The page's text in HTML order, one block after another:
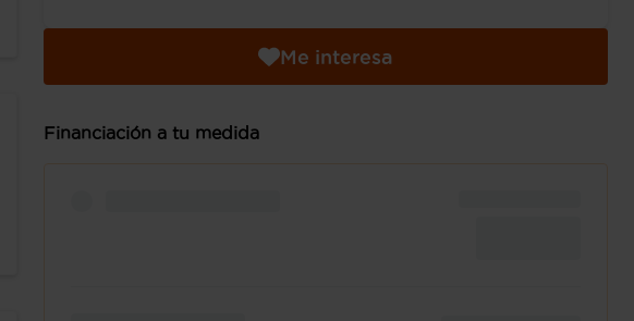
Me interesa
Financiación a tu medida